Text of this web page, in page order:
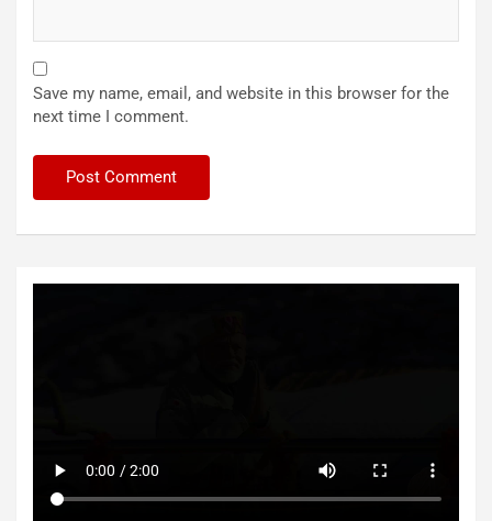
Save my name, email, and website in this browser for the
next time I comment.